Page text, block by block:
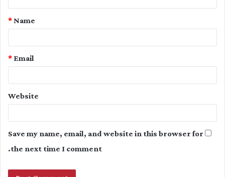
t
Name
*
Email
*
Website
Save my name, email, and website in this browser for
the next time I comment.